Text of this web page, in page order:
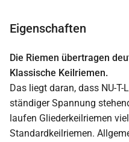
Eigenschaften
Die Riemen übertragen
Klassische Keilriemen.
Das liegt daran, dass NU-
ständiger Spannung
laufen Gliederkeilriemen
Standardkeilriemen.